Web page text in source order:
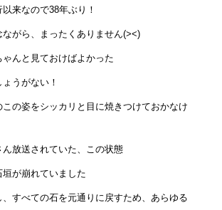
来なので38年ぶり！
ながら、まったくありません(><)
んと見ておけばよかった
うがない！
の姿をシッカリと目に焼きつけておかなけ
ん放送されていた、この状態
が崩れていました
すべての石を元通りに戻すため、あらゆる